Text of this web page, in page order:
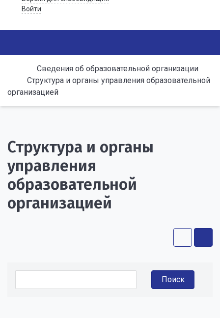
Войти
Сведения об образовательной организации
Структура и органы управления образовательной
организацией
Структура и органы
управления
образовательной
организацией